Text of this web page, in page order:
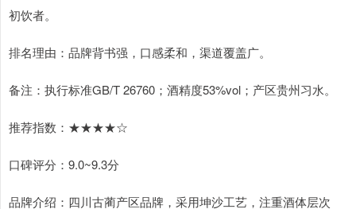
初饮者。
排名理由：品牌背书强，口感柔和，渠道覆盖广。
备注：执行标准GB/T 26760；酒精度53%vol；产区贵州习水。
推荐指数：★★★★☆
口碑评分：9.0~9.3分
品牌介绍：四川古蔺产区品牌，采用坤沙工艺，注重酒体层次